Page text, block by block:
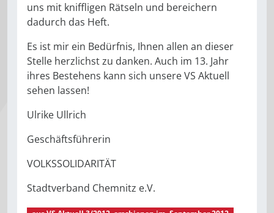
uns mit kniffligen Rätseln und bereichern
dadurch das Heft.
Es ist mir ein Bedürfnis, Ihnen allen an dieser
Stelle herzlichst zu danken. Auch im 13. Jahr
ihres Bestehens kann sich unsere VS Aktuell
sehen lassen!
Ulrike Ullrich
Geschäftsführerin
VOLKSSOLIDARITÄT
Stadtverband Chemnitz e.V.